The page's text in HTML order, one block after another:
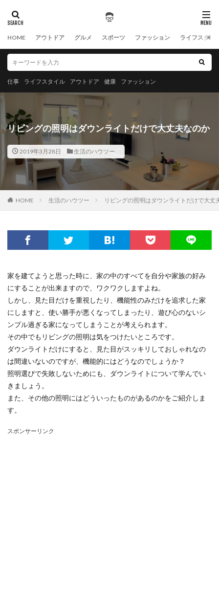
HOME アウトドア グルメ スポーツ ファッション ライフスタイ
仕事 ライフスタイル アウトドア 健康 ファッション
リビングの照明はダウンライトだけで大丈夫なのか
2019年3月28日 生活のハウツー
HOME 生活のハウツー リビングの照明はダウンライトだけで大丈
家を建てようと思った時に、家の中のすべてを自分や家族の好み
にすることが出来ますので、ワクワクしますよね。
しかし、見た目だけを重視したり、機能性のみだけを追求した家
にしますと、使い勝手が悪くなってしまったり、遊び心のないシ
ンプル過ぎる家になってしまうことが考えられます。
その中でもリビングの照明は気をつけたいところです。
ダウンライトだけにすると、見た目がスッキリしておしゃれなの
は間違いないのですが、機能的にはどうなのでしょうか？
照明選びで失敗しないためにも、ダウンライトについて学んでい
きましょう。
また、その他の照明にはどういったものがあるのかをご紹介しま
す。
スポンサーリンク